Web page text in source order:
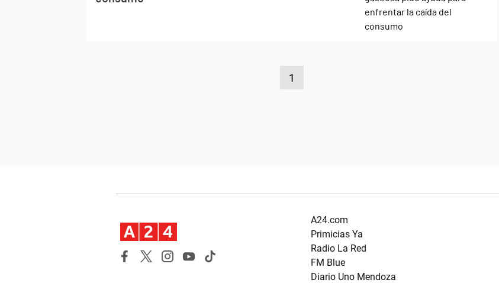
1
A24.com
Primicias Ya
Radio La Red
FM Blue
Diario Uno Mendoza